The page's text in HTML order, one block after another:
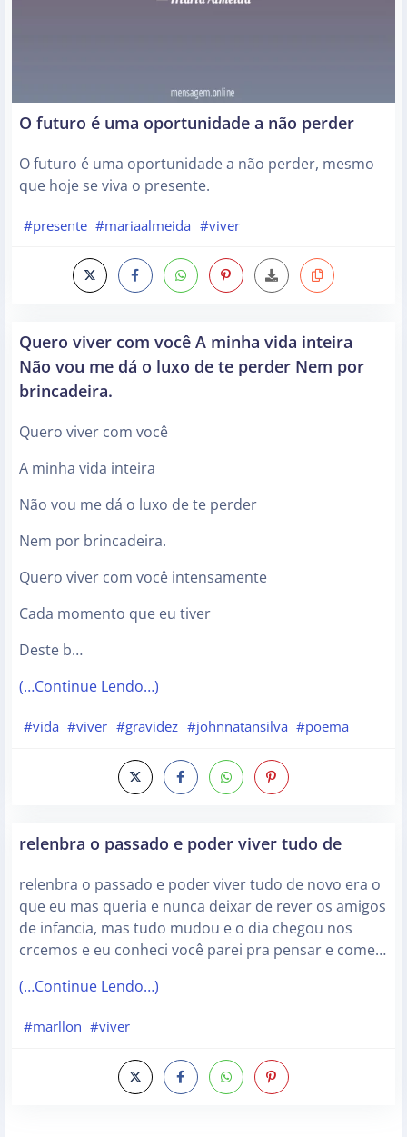
O futuro é uma oportunidade a não perder
O futuro é uma oportunidade a não perder, mesmo
que hoje se viva o presente.
#presente #mariaalmeida #viver
Quero viver com você A minha vida inteira
Não vou me dá o luxo de te perder Nem por
brincadeira.
Quero viver com você
A minha vida inteira
Não vou me dá o luxo de te perder
Nem por brincadeira.
Quero viver com você intensamente
Cada momento que eu tiver
Deste b…
(…Continue Lendo…)
#vida #viver #gravidez #johnnatansilva #poema
relenbra o passado e poder viver tudo de
relenbra o passado e poder viver tudo de novo era o
que eu mas queria e nunca deixar de rever os amigos
de infancia, mas tudo mudou e o dia chegou nos
crcemos e eu conheci você parei pra pensar e come…
(…Continue Lendo…)
#marllon #viver